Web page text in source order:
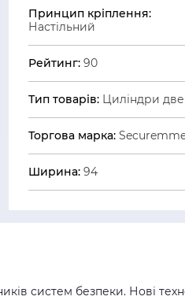
Принцип кріплення:
Настільний
Рейтинг: 90
Тип товарів: Циліндри
Торгова марка:
Ширина: 94
систем безпеки. Нові